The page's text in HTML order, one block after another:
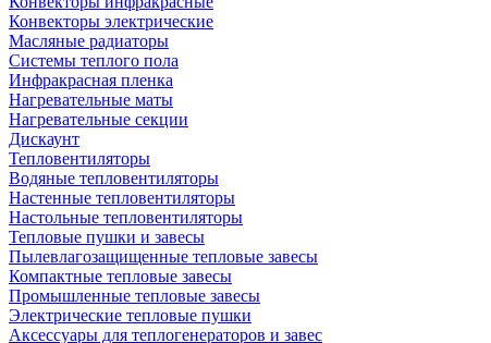
Конвекторы электрические
Масляные радиаторы
Системы теплого пола
Инфракрасная пленка
Нагревательные маты
Нагревательные секции
Дискаунт
Тепловентиляторы
Водяные тепловентиляторы
Настенные тепловентиляторы
Настольные тепловентиляторы
Тепловые пушки и завесы
Пылевлагозащищенные тепловые завесы
Компактные тепловые завесы
Промышленные тепловые завесы
Электрические тепловые пушки
Аксессуары для теплогенераторов и завес